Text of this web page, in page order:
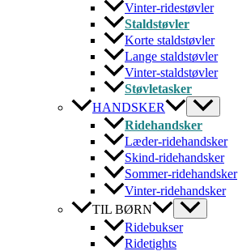
Vinter-ridestøvler
Staldstøvler
Korte staldstøvler
Lange staldstøvler
Vinter-staldstøvler
Støvletasker
HANDSKER
Ridehandsker
Læder-ridehandsker
Skind-ridehandsker
Sommer-ridehandsker
Vinter-ridehandsker
TIL BØRN
Ridebukser
Ridetights